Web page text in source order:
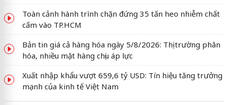
Toàn cảnh hành trình chặn đứng 35 tấn heo nhiễm chất
cấm vào TP.HCM
Bản tin giá cả hàng hóa ngày 5/8/2026: Thị trường phân
hóa, nhiều mặt hàng chịu áp lực
Xuất nhập khẩu vượt 659,6 tỷ USD: Tín hiệu tăng trưởng
mạnh của kinh tế Việt Nam